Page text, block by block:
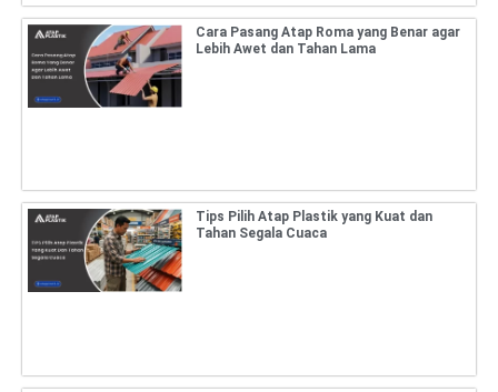
Cara Pasang Atap Roma yang Benar agar
Lebih Awet dan Tahan Lama
Tips Pilih Atap Plastik yang Kuat dan
Tahan Segala Cuaca